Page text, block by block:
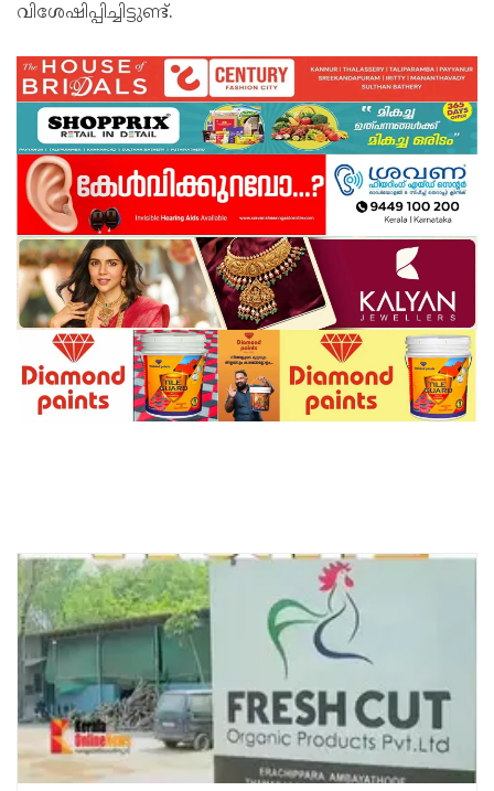
വിശേഷിപ്പിച്ചിട്ടുണ്ട്.